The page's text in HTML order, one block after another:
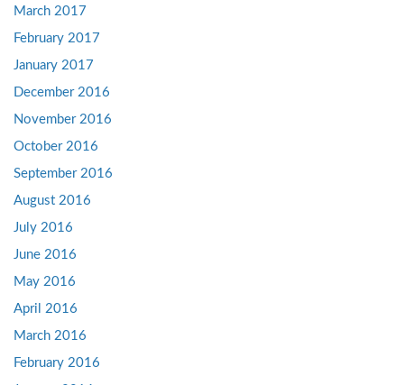
March 2017
February 2017
January 2017
December 2016
November 2016
October 2016
September 2016
August 2016
July 2016
June 2016
May 2016
April 2016
March 2016
February 2016